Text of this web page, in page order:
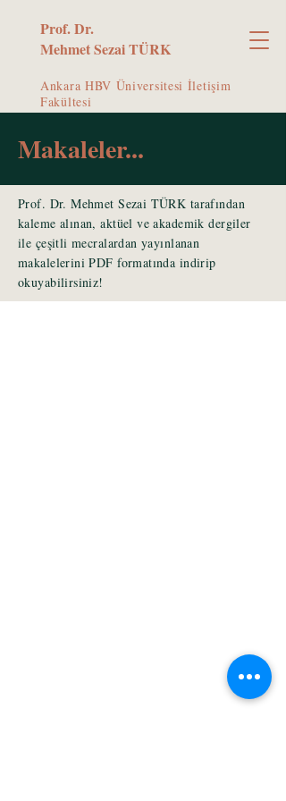
Prof. Dr.
Mehmet Sezai TÜRK
Ankara HBV Üniversitesi İletişim
Fakültesi
Makaleler...
Prof. Dr. Mehmet Sezai TÜRK tarafından
kaleme alınan, aktüel ve akademik dergiler
ile çeşitli mecralardan yayınlanan
makalelerini PDF formatında indirip
okuyabilirsiniz!